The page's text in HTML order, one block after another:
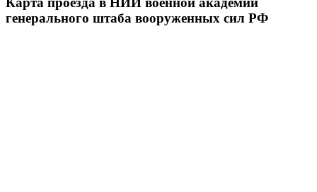
генерального штаба вооруженных сил РФ